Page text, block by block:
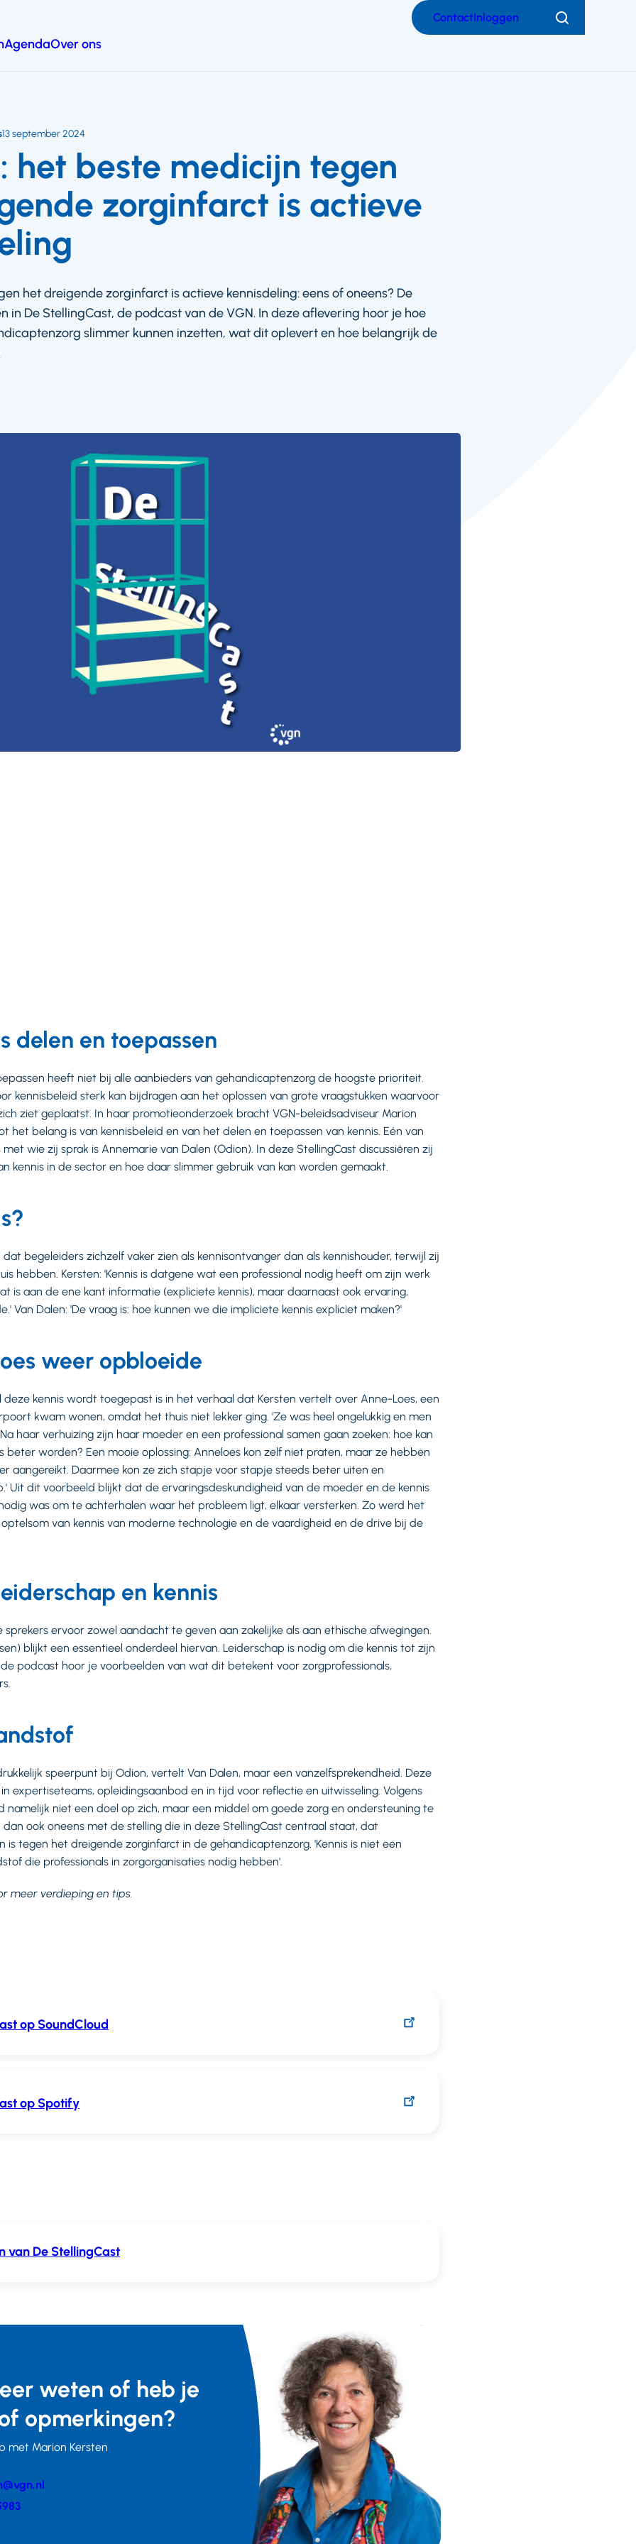
AgendaOver ons
ContactInloggen Zoeken
het beste medicijn tegen
zorginfarct is actieve
13 september 2024
het dreigende zorginfarct is actieve kennisdeling: eens of oneens? De
in De StellingCast, de podcast van de VGN. In deze aflevering hoor je hoe
slimmer kunnen inzetten, wat dit oplevert en hoe belangrijk de
delen en toepassen
heeft niet bij alle aanbieders van gehandicaptenzorg de hoogste prioriteit.
kennisbeleid sterk kan bijdragen aan het oplossen van grote vraagstukken waarvoor
ziet geplaatst. In haar promotieonderzoek bracht VGN-beleidsadviseur Marion
het belang is van kennisbeleid en van het delen en toepassen van kennis. Eén van
wie zij sprak is Annemarie van Dalen (Odion). In deze StellingCast discussiëren zij
kennis in de sector en hoe daar slimmer gebruik van kan worden gemaakt.
begeleiders zichzelf vaker zien als kennisontvanger dan als kennishouder, terwijl zij
hebben. Kersten: 'Kennis is datgene wat een professional nodig heeft om zijn werk
is aan de ene kant informatie (expliciete kennis), maar daarnaast ook ervaring,
Van Dalen: 'De vraag is: hoe kunnen we die impliciete kennis expliciet maken?'
weer opbloeide
kennis wordt toegepast is in het verhaal dat Kersten vertelt over Anne-Loes, een
kwam wonen, omdat het thuis niet lekker ging. 'Ze was heel ongelukkig en men
haar verhuizing zijn haar moeder en een professional samen gaan zoeken: hoe kan
beter worden? Een mooie oplossing: Anneloes kon zelf niet praten, maar ze hebben
aangereikt. Daarmee kon ze zich stapje voor stapje steeds beter uiten en
Uit dit voorbeeld blijkt dat de ervaringsdeskundigheid van de moeder en de kennis
was om te achterhalen waar het probleem ligt, elkaar versterken. Zo werd het
van kennis van moderne technologie en de vaardigheid en de drive bij de
en kennis
ervoor zowel aandacht te geven aan zakelijke als aan ethische afwegingen.
blijkt een essentieel onderdeel hiervan. Leiderschap is nodig om die kennis tot zijn
podcast hoor je voorbeelden van wat dit betekent voor zorgprofessionals,
speerpunt bij Odion, vertelt Van Dalen, maar een vanzelfsprekendheid. Deze
expertiseteams, opleidingsaanbod en in tijd voor reflectie en uitwisseling. Volgens
namelijk niet een doel op zich, maar een middel om goede zorg en ondersteuning te
dan ook oneens met de stelling die in deze StellingCast centraal staat, dat
is tegen het dreigende zorginfarct in de gehandicaptenzorg. 'Kennis is niet een
die professionals in zorgorganisaties nodig hebben'.
meer verdieping en tips.
op SoundCloud
op Spotify
van De StellingCast
weten of heb je
opmerkingen?
met Marion Kersten